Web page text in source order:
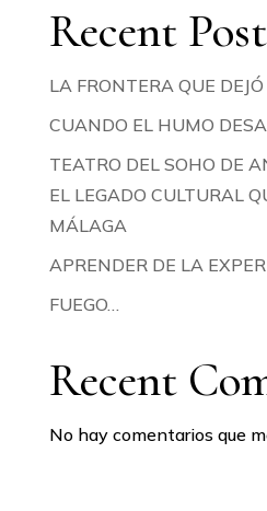
Recent
LA FRONTERA QUE
CUANDO EL HUMO
TEATRO DEL SOHO DE
EL LEGADO CULTURAL
MÁLAGA
APRENDER DE LA
FUEGO…
Recent
No hay comentarios que